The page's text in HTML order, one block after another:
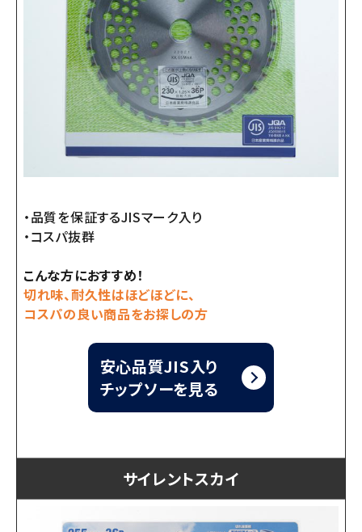
・品質を保証するJISマーク入り
・コスパ抜群
こんな方におすすめ！
切れ味、耐久性はほどほどに、
コスパの良い商品をお探しの方
安心品質JIS入り
チップソーを見る
サイレントスカイ